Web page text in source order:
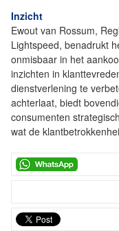
Inzicht
Ewout van Rossum,
Lightspeed, benadrukt
onmisbaar in het
inzichten in
dienstverlening te
achterlaat, biedt
consumenten
wat de